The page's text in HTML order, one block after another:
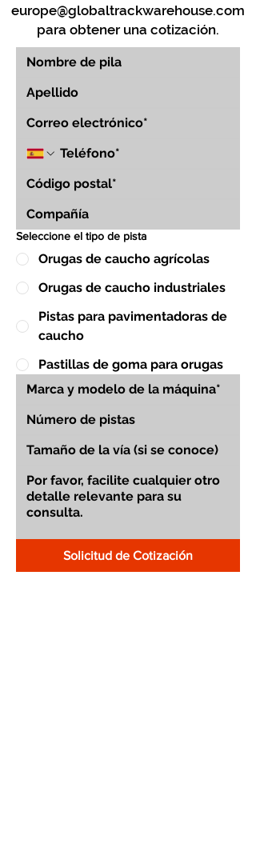
europe@globaltrackwarehouse.com
para obtener una cotización.
Seleccione el tipo de pista
Orugas de caucho agrícolas
Orugas de caucho industriales
Pistas para pavimentadoras de
caucho
Pastillas de goma para orugas
Solicitud de Cotización